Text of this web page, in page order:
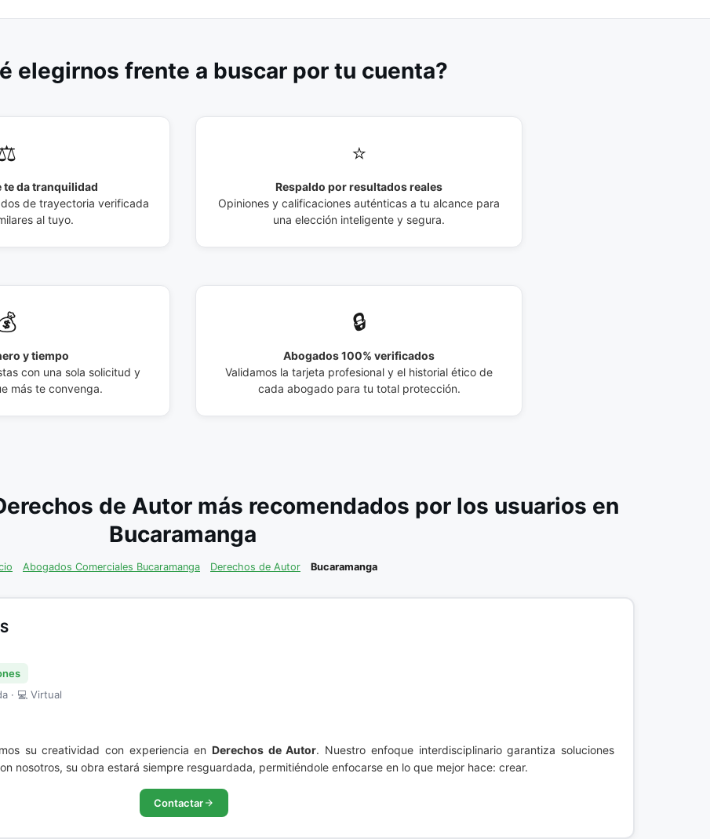
elegirnos frente a buscar por tu cuenta?
te da tranquilidad
de trayectoria verificada
al tuyo.
⭐
Respaldo por resultados reales
Opiniones y calificaciones auténticas a tu alcance para
una elección inteligente y segura.
y tiempo
con una sola solicitud y
más te convenga.
🔒
Abogados 100% verificados
Validamos la tarjeta profesional y el historial ético de
cada abogado para tu total protección.
de Autor más recomendados por los usuarios en
Bucaramanga
Abogados Comerciales Bucaramanga Derechos de Autor Bucaramanga
· 💻 Virtual
su creatividad con experiencia enDerechos de Autor. Nuestro enfoque interdisciplinario garantiza soluciones
nosotros, su obra estará siempre resguardada, permitiéndole enfocarse en lo que mejor hace: crear.
Contactar